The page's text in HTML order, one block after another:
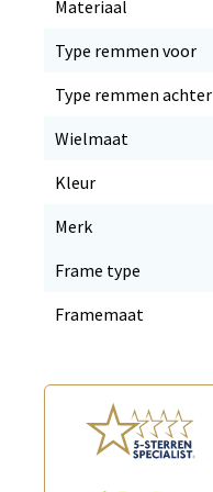
Materiaal
Type remmen voor
Type remmen achter
Wielmaat
Kleur
Merk
Frame type
Framemaat